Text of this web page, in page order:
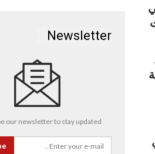
مباني
Newsletter
our newsletter to stay updated.